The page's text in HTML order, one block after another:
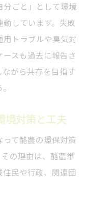
分ごと」として環境
しています。失敗
トラブルや臭気対
スも過去に報告さ
がら共存を目指す
境対策と工夫
て酪農の環保対策
の理由は、酪農単
民や行政、関連団